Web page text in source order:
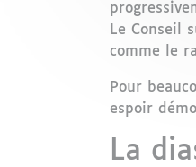
Le Conseil
comme le
Pour
espoir
La